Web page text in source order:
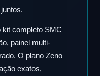
kit completo SMC
painel multi-
O plano Zeno
exatos,